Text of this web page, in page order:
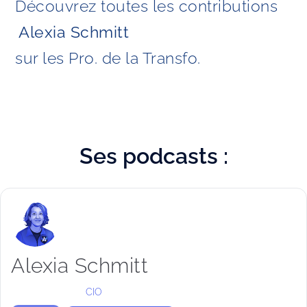
Découvrez toutes les contributions
Alexia Schmitt
sur les Pro. de la Transfo.
Ses podcasts :
Alexia Schmitt
CIO